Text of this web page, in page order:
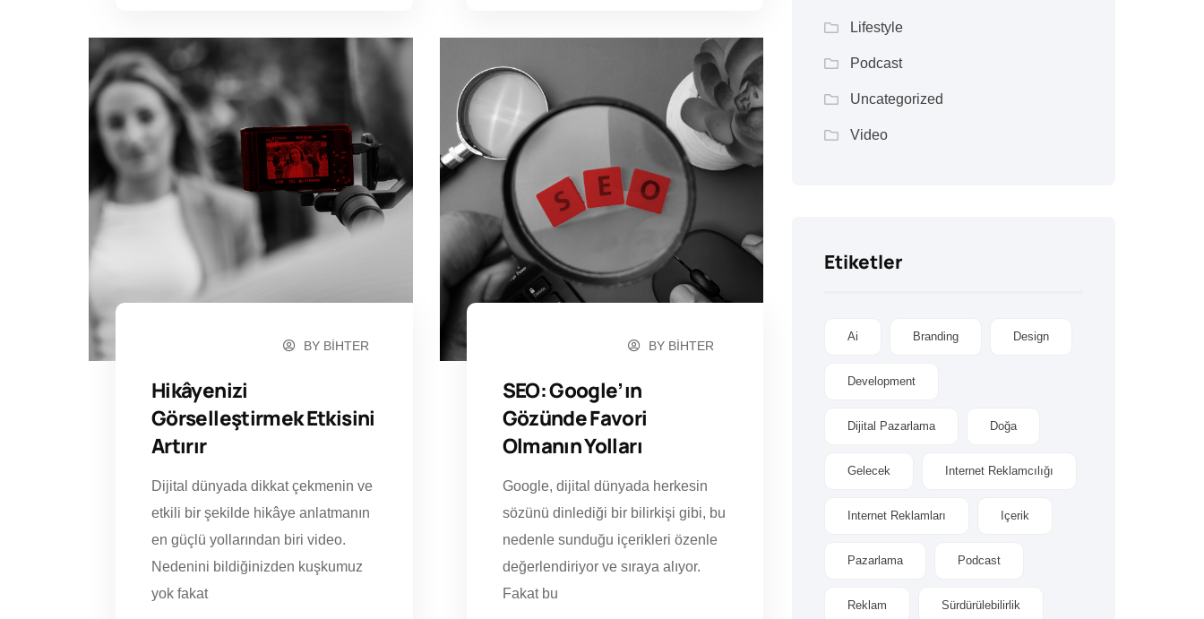
BY BIHTER
Hikâyenizi
Görselleştirmek Etkisini
Artırır
Dijital dünyada dikkat çekmenin ve
etkili bir şekilde hikâye anlatmanın
en güçlü yollarından biri video.
Nedenini bildiğinizden kuşkumuz
yok fakat
BY BIHTER
SEO: Google’ın
Gözünde Favori
Olmanın Yolları
Google, dijital dünyada herkesin
sözünü dinlediği bir bilirkişi gibi, bu
nedenle sunduğu içerikleri özenle
değerlendiriyor ve sıraya alıyor.
Fakat bu
Lifestyle
Podcast
Uncategorized
Video
Etiketler
Ai Branding Design
Development
Dijital Pazarlama Doğa
Gelecek Internet Reklamcılığı
Internet Reklamları Içerik
Pazarlama Podcast
Reklam Sürdürülebilirlik